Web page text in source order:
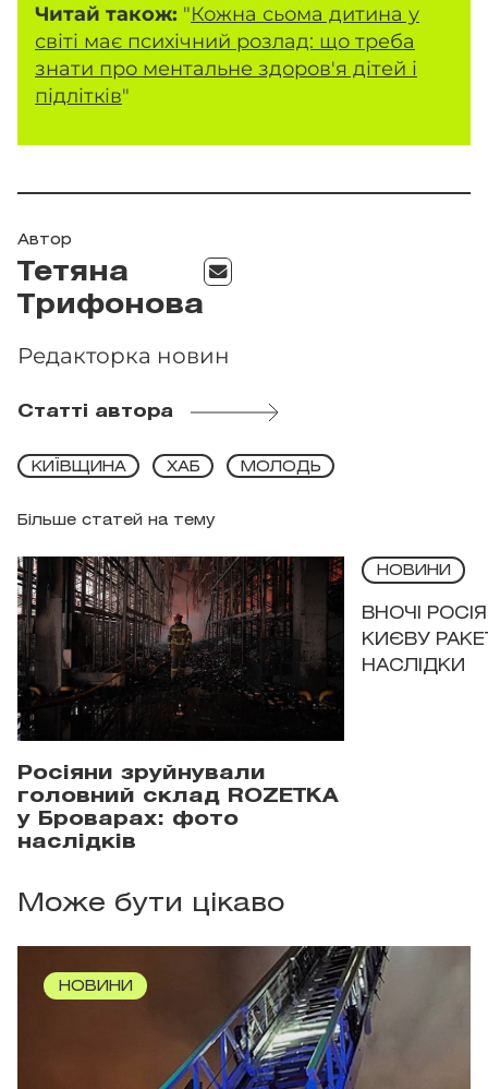
Читай також: "Кожна сьома дитина у
світі має психічний розлад: що треба
знати про ментальне здоров'я дітей і
підлітків"
Автор
Тетяна
Трифонова
Редакторка новин
Статті автора
Більше статей на тему
КИЇВЩИНА ХАБ МОЛОДЬ
Росіяни зруйнували
головний склад ROZETKA
у Броварах: фото
наслідків
НОВИНИ
ВНОЧІ
КИЄВУ
НАСЛІДКИ
Може бути цікаво
НОВИНИ